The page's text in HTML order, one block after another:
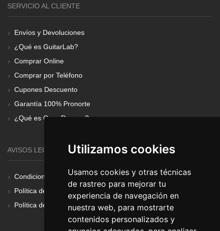
Utilizamos cookies
Usamos cookies y otras técnicas
de rastreo para mejorar tu
experiencia de navegación en
nuestra web, para mostrarte
contenidos personalizados y
SERVICIO AL CLIENTE
Envíos y Devoluciones
¿Qué es GuitarLab?
Comprar Online
Comprar por Teléfono
Cupones Descuento
Garantía 100% Pronorte
¿Qué es Gear Renove?
AVISOS LEGALES
Condiciones Generales
Política de Cookies
Política de Privacidad